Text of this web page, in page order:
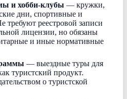
и хобби-клубы — кружки,
дни, спортивные и
требуют реестровой записи
лицензии, но обязаны
и иные нормативные
— выездные туры для
туристский продукт.
о туристской